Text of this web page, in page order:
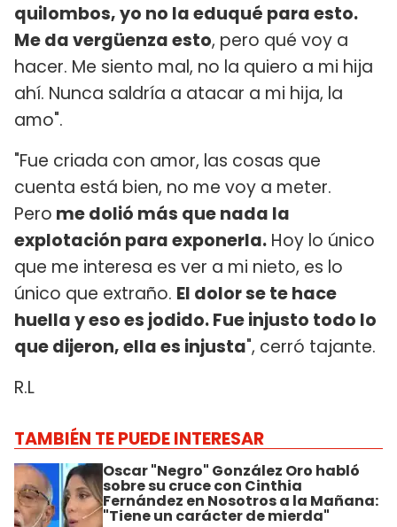
quilombos, yo no la eduqué para esto.
Me da vergüenza esto, pero qué voy a
hacer. Me siento mal, no la quiero a mi hija
ahí. Nunca saldría a atacar a mi hija, la
amo".
"Fue criada con amor, las cosas que
cuenta está bien, no me voy a meter.
Pero me dolió más que nada la
explotación para exponerla. Hoy lo único
que me interesa es ver a mi nieto, es lo
único que extraño. El dolor se te hace
huella y eso es jodido. Fue injusto todo lo
que dijeron, ella es injusta", cerró tajante.
R.L
TAMBIÉN TE PUEDE INTERESAR
Oscar "Negro" González Oro habló
sobre su cruce con Cinthia
Fernández en Nosotros a la Mañana:
"Tiene un carácter de mierda"